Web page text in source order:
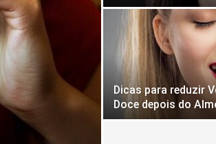
Dicas para reduzir
Doce depois do